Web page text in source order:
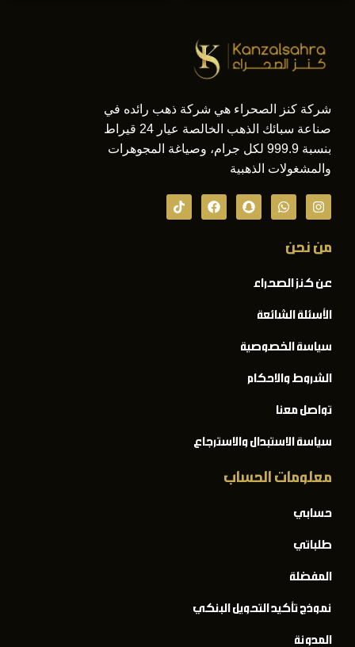
شركة كنز الصحراء هي شركة ذهب رائده في
صناعة سبائك الذهب الخالصة عيار 24 قيراط
بنسبة 999.9 لكل جرام، وصياغة المجوهرات
والمشغولات الذهبية
من نحن
عن كنز الصحراء
الأسئلة الشائعة
سياسة الخصوصية
الشروط والاحكام
تواصل معنا
سياسة الاستبدال والاسترجاع
معلومات الحساب
حسابي
طلباتي
المفضلة
نموذج تأكيد التحويل البنكي
المدونة